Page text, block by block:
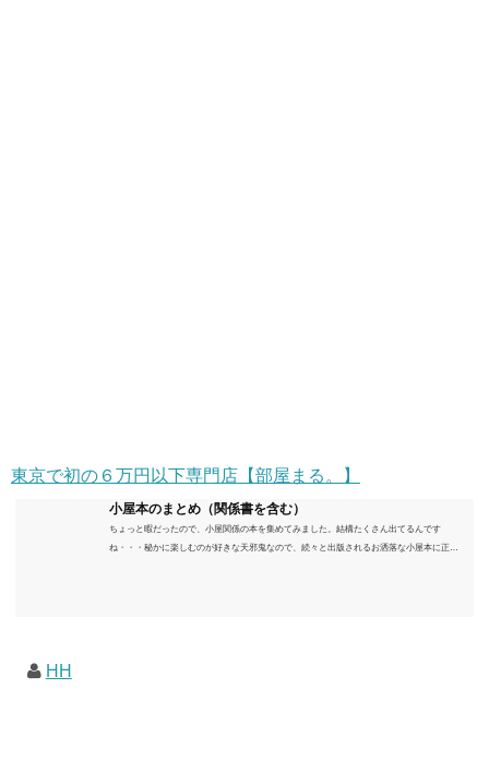
東京で初の６万円以下専門店【部屋まる。】
小屋本のまとめ（関係書を含む）
ちょっと暇だったので、小屋関係の本を集めてみました。結構たくさん出てるんです
ね・・・秘かに楽しむのが好きな天邪鬼なので、続々と出版されるお洒落な小屋本に正直
HH